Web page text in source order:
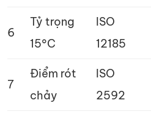
6
Tỷ trọng
15°C
ISO
12185
7
Điểm rót
chảy
ISO
2592